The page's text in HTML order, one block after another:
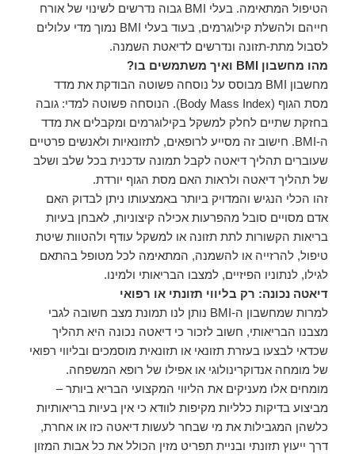
הטיפול המתאימה. בעלי BMI גבוה נדרשים לשינוי של אורח
חייהם ולהשלת קילוגרמים, בעוד בעלי BMI נמוך מדי עלולים
לסבול מתת-תזונה ונדרשים לדיאטת השמנה.
מהו מחשבון BMI ואיך משתמשים בו?
מחשבון BMI מבוסס על נוסחה פשוטה הבודקת את מדד
מסת הגוף (Body Mass Index). הנוסחה פשוטה למדי: גובה
בחזקת שתיים לחלק למשקל בקילוגרמים ומקבלים את מדד
ה-BMI. חישוב זה מסייע לרופאים, לתזונאיות ולאנשים פרטיים
שעוברים תהליך דיאטה לקבל תמונה עדכנית בכל שלב ושלב
של תהליך דיאטה ולראות האם מסת הגוף יורדת.
זהו הכלי הנגיש והמדויק ביותר באמצעותו ניתן לבדוק האם
אדם מסויים סובל מהפרעות אכילה קיצוניות, לאבחן בעיות
בריאות הקשורות לתת תזונה או למשקל עודף ולהטוות שיטת
טיפול, להרזייה או להשמנה, המתאימה לכל מטופל בהתאם
לגילו, לנתוניו הפיזיים, למצבו הבריאותי ולמינו.
דיאטה נכונה: רק בליווי תזונתי או רפואי
למרות שמחשבון ה-BMI נותן לנו תמונת מצב חשובה לגבי
מצבנו הבריאותי, חשוב לזכור כי דיאטה נכונה היא תהליך
שכדאי לבצעו בעזרת תזונאי או תזונאית מוסמכים ובליווי רפואי
של מומחה אנדוקרינולוגי או אפילו של רופא המשפחה.
מומחים אלו מעניקים את הליווי המקצועי הבריא ביותר –
מביצוע בדיקות כלליות מקיפות לוודא כי אין בעיות בריאותיות
כלשהן המגבילות את מי שבחר לעשות דיאטה כזו או אחרת,
דרך ייעוץ תזונתי ובניית תפריט מזין הכולל את כל אבות המזון